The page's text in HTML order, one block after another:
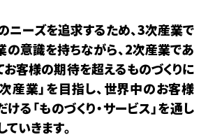
ニーズを追求するため、3次産業で
の意識を持ちながら、2次産業であ
お客様の期待を超えるものづくりに
産業」を目指し、世界中のお客様
る「ものづくり・サービス」を通し
いきます。